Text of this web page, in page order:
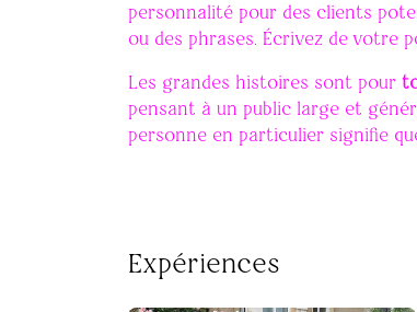
personnalité pour des clients
ou des phrases. Écrivez de votre
Les grandes histoires sont pour
pensant à un public large et
personne en particulier signifie
Expériences